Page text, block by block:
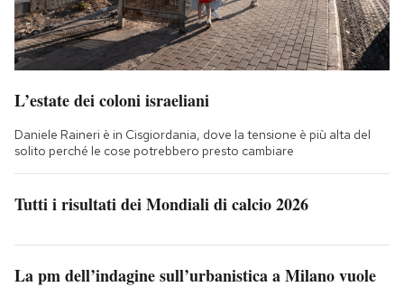
L’estate dei coloni israeliani
Daniele Raineri è in Cisgiordania, dove la tensione è più alta del
solito perché le cose potrebbero presto cambiare
Tutti i risultati dei Mondiali di calcio 2026
La pm dell’indagine sull’urbanistica a Milano vuole